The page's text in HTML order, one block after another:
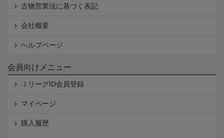
古物営業法に基づく表記
会社概要
ヘルプページ
会員向けメニュー
ＪリーグID会員登録
マイページ
購入履歴